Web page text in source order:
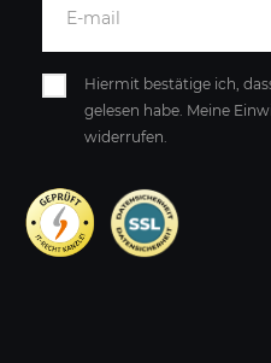
Hiermit bestätige ich,
gelesen habe. Meine
widerrufen.